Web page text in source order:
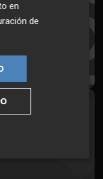
en tu email
medio
en
de